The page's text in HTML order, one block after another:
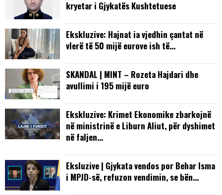
kryetar i Gjykatës Kushtetuese
Ekskluzive: Hajnat ia vjedhin çantat në
vlerë të 50 mijë eurove ish të…
SKANDAL | MINT – Rozeta Hajdari dhe
avullimi i 195 mijë euro
Ekskluzive: Krimet Ekonomike zbarkojnë
në ministrinë e Liburn Aliut, për dyshimet
në faljen…
Eksluzive | Gjykata vendos por Behar Isma
i MPJD-së, refuzon vendimin, se bën…